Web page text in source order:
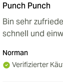
Punch Punch
Bin sehr
schnell und
Norman
Verifizierter